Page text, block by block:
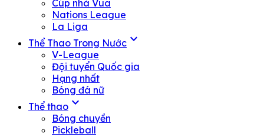
Cúp nhà Vua
Nations League
La Liga
Thể Thao Trong Nước expand_more
V-League
Đội tuyển Quốc gia
Hạng nhất
Bóng đá nữ
Thể thao expand_more
Bóng chuyền
Pickleball